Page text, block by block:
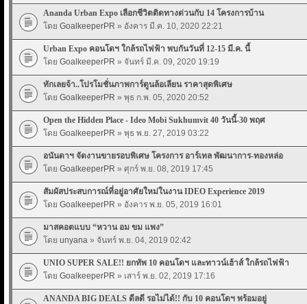
Ananda Urban Expo เลือกชีวิตติดทางด่วนกับ 14 โครงการบ้าน
โดย GoalkeeperPR » อังคาร มี.ค. 10, 2020 22:21
Urban Expo คอนโดฯ ใกล้รถไฟฟ้า พบกันวันที่ 12-15 มี.ค. นี้
โดย GoalkeeperPR » จันทร์ มี.ค. 09, 2020 19:19
ทักเลยจ้า..โปรโมชั่นภาพการ์ตูนล้อเลียน ราคาสุดพิเศษ
โดย GoalkeeperPR » พุธ ก.พ. 05, 2020 20:52
Open the Hidden Place - Ideo Mobi Sukhumvit 40 วันนี้-30 พฤศ
โดย GoalkeeperPR » พุธ พ.ย. 27, 2019 03:22
อนันดาฯ จัดงานขายรอบพิเศษ โครงการ อาร์เทล พัฒนาการ-ทองหล่อ
โดย GoalkeeperPR » ศุกร์ พ.ย. 08, 2019 17:45
สัมผัสประสบการณ์ที่อยู่อาศัยใหม่ในงาน IDEO Experience 2019
โดย GoalkeeperPR » อังคาร พ.ย. 05, 2019 16:01
มาสคอตแบบ “หวาน อม ขม แพง”
โดย unyana » จันทร์ พ.ย. 04, 2019 02:42
UNIO SUPER SALE!! ยกทัพ 10 คอนโดฯ และทาวน์เฮ้าส์ ใกล้รถไฟฟ้า
โดย GoalkeeperPR » เสาร์ พ.ย. 02, 2019 17:16
ANANDA BIG DEALS ดีลดี รอไม่ได้!! กับ 10 คอนโดฯ พร้อมอยู่